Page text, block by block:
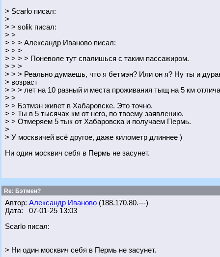
> Scarlo писал:
>
> > solik писал:
> >
> > > Александр Иваново писал:
> > >
> > > > Поневоле тут спалишься с таким пассажиром.
> > >
> > > Реально думаешь, что я бетмэн? Или он я? Ну ты и
> возраст
> > > лет на 10 разный и места проживания тыщ на 5 км
> >
> > Бэтмэн живет в Хабаровске. Это точно.
> > Ты в 5 тысячах км от него, по твоему заявлению.
> > Отмеряем 5 тык от Хабаровска и получаем Пермь.
>
> У москвичей всё другое, даже километр длиннее )
Ни один москвич себя в Пермь не засунет.
Re: Бэтмен?
Автор: Александр Иваново (188.170.80.---)
Дата: 07-01-25 13:03
Scarlo писал:
> Ни один москвич себя в Пермь не засунет.